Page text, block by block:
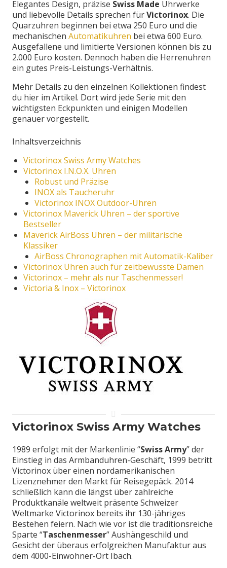
Elegantes Design, präzise Swiss Made Uhrwerke
und liebevolle Details sprechen fürVictorinox. Die
Quarzuhren beginnen bei etwa 250 Euro und die
mechanischen Automatikuhren bei etwa 600 Euro.
Ausgefallene und limitierte Versionen können bis zu
2.000 Euro kosten. Dennoch haben die Herrenuhren
ein gutes Preis-Leistungs-Verhältnis.
Mehr Details zu den einzelnen Kollektionen findest
du hier im Artikel. Dort wird jede Serie mit den
wichtigsten Eckpunkten und einigen Modellen
genauer vorgestellt.
Inhaltsverzeichnis
Victorinox Swiss Army Watches
Victorinox I.N.O.X. Uhren
Robust und Präzise
INOX als Taucheruhr
Victorinox INOX Outdoor-Uhren
Victorinox Maverick Uhren – der sportive
Bestseller
Maverick AirBoss Uhren – der militärische
Klassiker
AirBoss Chronographen mit Automatik-Kaliber
Victorinox Uhren auch für zeitbewusste Damen
Victorinox – mehr als nur Taschenmesser!
Victoria & Inox – Victorinox
Victorinox Swiss Army Watches
1989 erfolgt mit der Markenlinie “Swiss Army” der
Einstieg in das Armbanduhren-Geschäft, 1999 betritt
Victorinox über einen nordamerikanischen
Lizenznehmer den Markt für Reisegepäck. 2014
schließlich kann die längst über zahlreiche
Produktkanäle weltweit präsente Schweizer
Weltmarke Victorinox bereits ihr 130-jähriges
Bestehen feiern. Nach wie vor ist die traditionsreiche
Sparte “Taschenmesser” Aushängeschild und
Gesicht der überaus erfolgreichen Manufaktur aus
dem 4000-Einwohner-Ort Ibach.